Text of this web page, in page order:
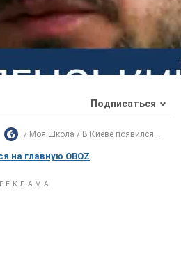
Подписаться
Моя Школа В Киеве появился...
на главную OBOZ